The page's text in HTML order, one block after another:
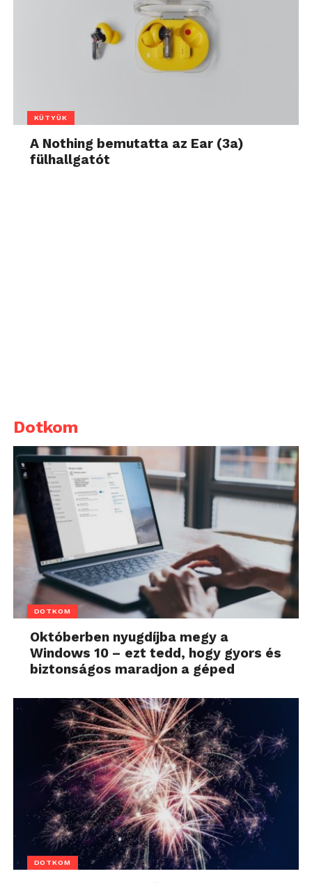
KÜTYÜK
A Nothing bemutatta az Ear (3a)
fülhallgatót
Dotkom
DOTKOM
Októberben nyugdíjba megy a
Windows 10 – ezt tedd, hogy gyors és
biztonságos maradjon a géped
DOTKOM